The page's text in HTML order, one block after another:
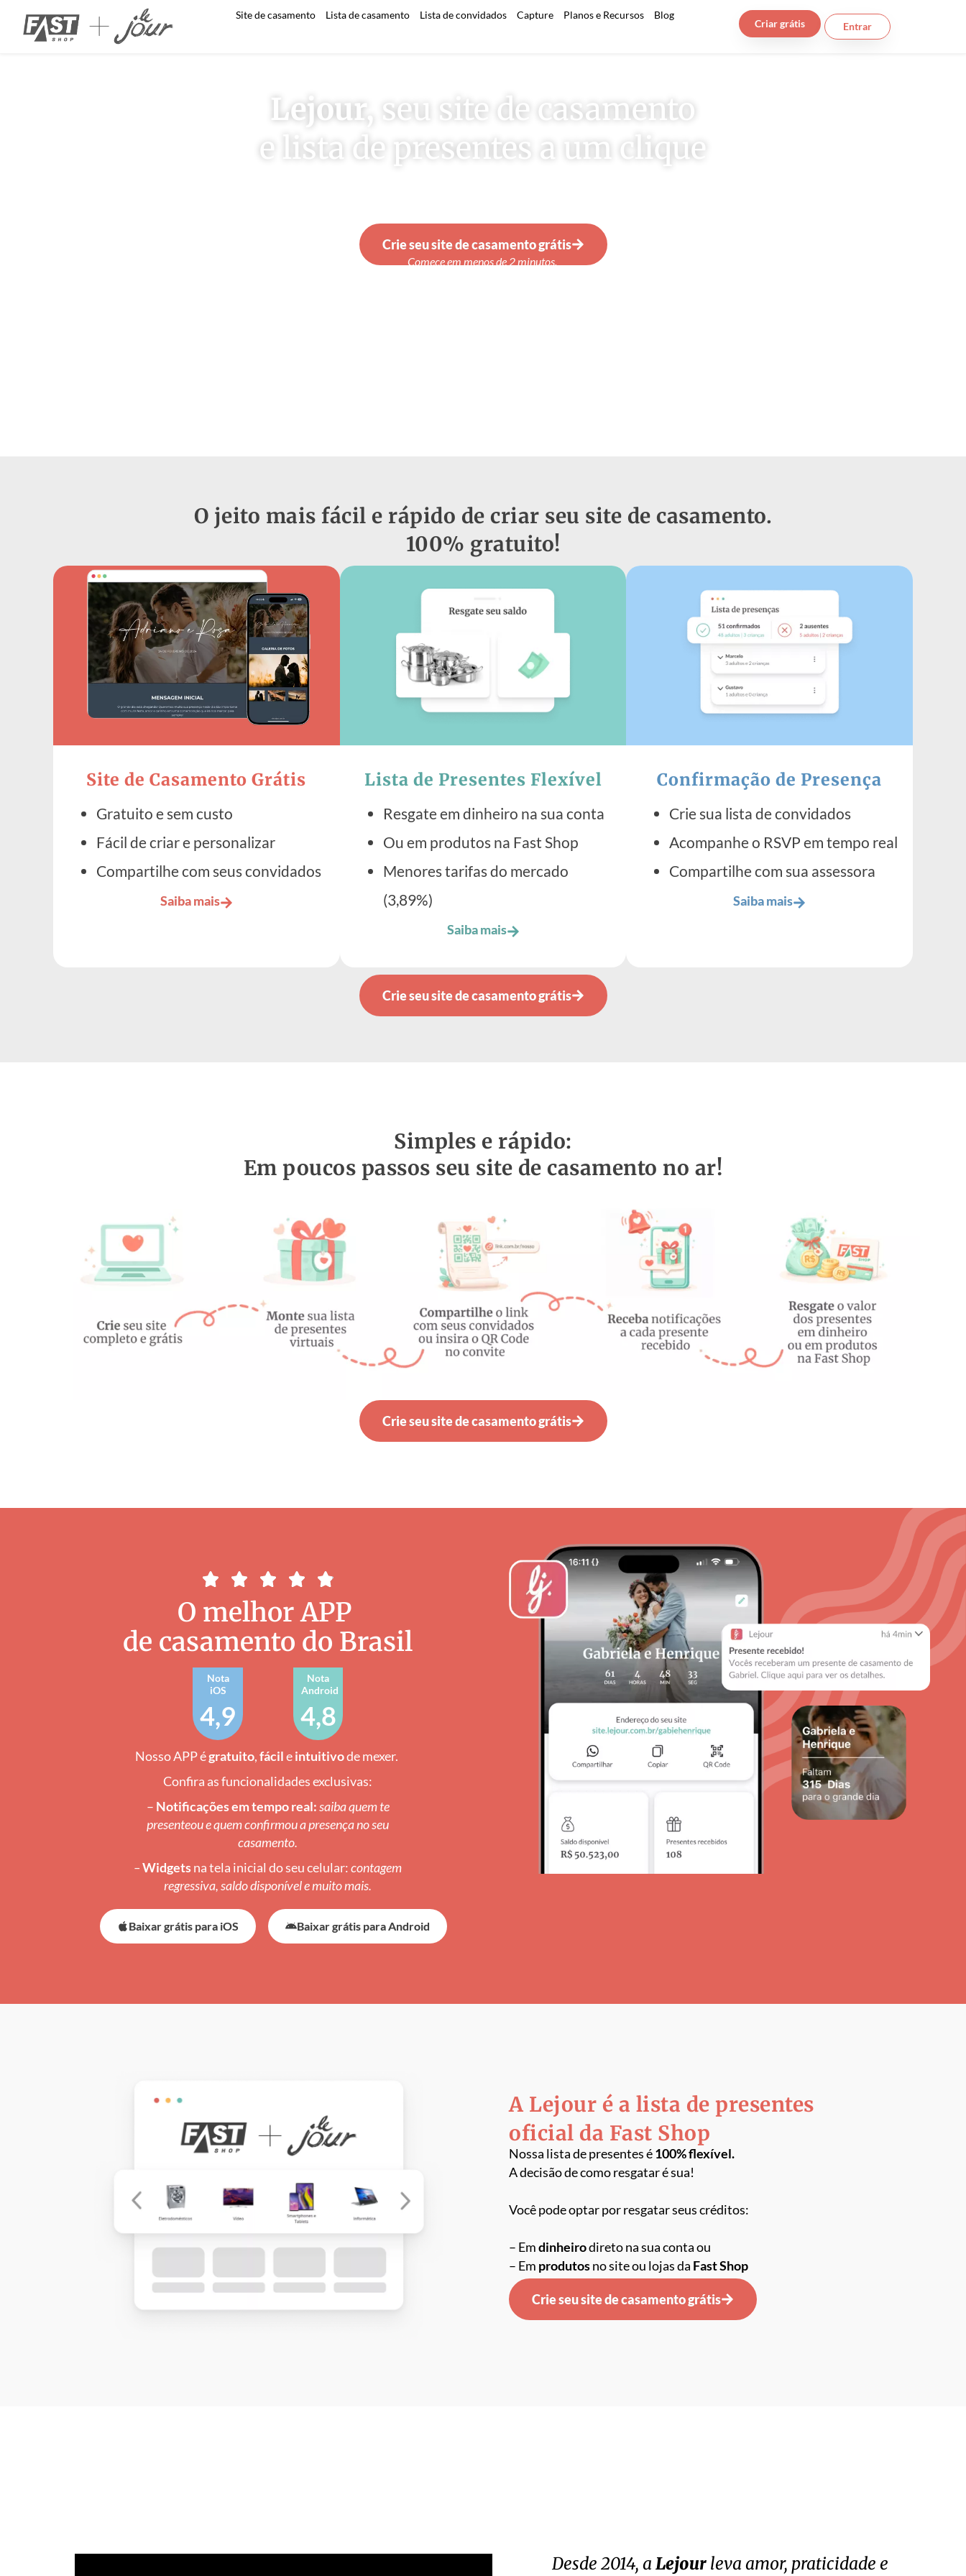
Site de casamento Lista de casamento Lista de convidados Capture Planos e Recursos Blog
Criar grátis Entrar
Lejour, seu site de casamento
e lista de presentes a um clique
Crie seu site de casamento grátis
Comece em menos de 2 minutos.
O jeito mais fácil e rápido de criar seu site de casamento.
100% gratuito!
Site de Casamento Grátis
Gratuito e sem custo
Fácil de criar e personalizar
Compartilhe com seus convidados
Saiba mais
Lista de Presentes Flexível
Resgate em dinheiro na sua conta
Ou em produtos na Fast Shop
Menores tarifas do mercado
(3,89%)
Saiba mais
Confirmação de Presença
Crie sua lista de convidados
Acompanhe o RSVP em tempo real
Compartilhe com sua assessora
Saiba mais
Crie seu site de casamento grátis
Simples e rápido:
Em poucos passos seu site de casamento no ar!
Crie seu site de casamento grátis
O melhor APP
de casamento do Brasil
Nota
iOS
4,9
Nota
Android
4,8
Nosso APP égratuito,fácileintuitivode mexer.
Confira as funcionalidades exclusivas:
– Notificações em tempo real:saiba quem te
presenteou e quem confirmou a presença no seu
casamento.
–Widgetsna tela inicial do seu celular:contagem
regressiva, saldo disponível e muito mais.
Baixar grátis para iOS Baixar grátis para Android
A Lejour é a lista de presentes
oficial da Fast Shop
Nossa lista de presentes é100% flexível.
A decisão de como resgatar é sua!
Você pode optar por resgatarseus créditos:
– Emdinheirodireto na sua conta ou
– Em produtosno site ou lojas da Fast Shop
Crie seu site de casamento grátis
Desde 2014, aLejour leva amor, praticidade e